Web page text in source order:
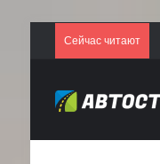
Сейчас читают